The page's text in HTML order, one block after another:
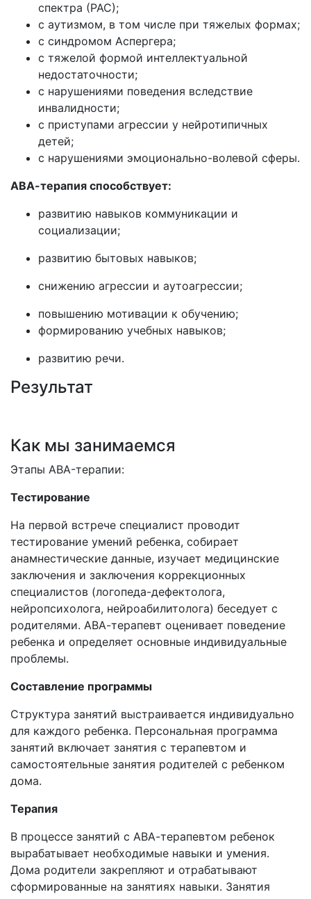
спектра (РАС);
с аутизмом, в том числе при тяжелых формах;
c cиндромом Аспергера;
с тяжелой формой интеллектуальной
недостаточности;
с нарушениями поведения вследствие
инвалидности;
с приступами агрессии у нейротипичных
детей;
с нарушениями эмоционально-волевой сферы.
АВА-терапия способствует:
развитию навыков коммуникации и
социализации;
развитию бытовых навыков;
снижению агрессии и аутоагрессии;
повышению мотивации к обучению;
формированию учебных навыков;
развитию речи.
Результат
Как мы занимаемся
Этапы ABA-терапии:
Тестирование
На первой встрече специалист проводит
тестирование умений ребенка, собирает
анамнестические данные, изучает медицинские
заключения и заключения коррекционных
специалистов (логопеда-дефектолога,
нейропсихолога, нейроабилитолога) беседует с
родителями. АВА-терапевт оценивает поведение
ребенка и определяет основные индивидуальные
проблемы.
Составление программы
Структура занятий выстраивается индивидуально
для каждого ребенка. Персональная программа
занятий включает занятия с терапевтом и
самостоятельные занятия родителей с ребенком
дома.
Терапия
В процессе занятий с АВА-терапевтом ребенок
вырабатывает необходимые навыки и умения.
Дома родители закрепляют и отрабатывают
сформированные на занятиях навыки. Занятия